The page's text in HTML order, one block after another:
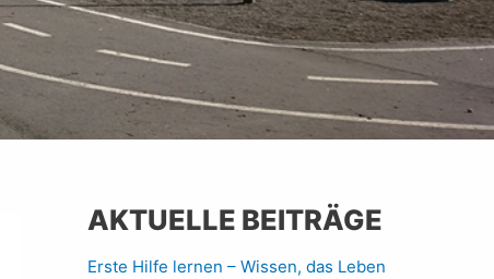
AKTUELLE BEITRÄGE
Erste Hilfe lernen – Wissen, das Leben